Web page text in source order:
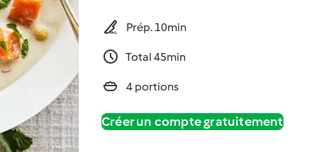
Prép. 10min
Total 45min
4 portions
Créer un compte gratuitement